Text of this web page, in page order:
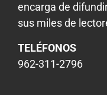
encarga de
sus miles de
TELÉFONOS
962-311-2796